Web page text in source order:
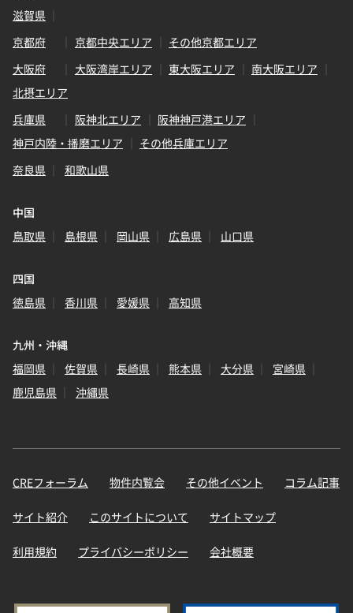
滋賀県
京都府
京都中央エリア
その他京都エリア
大阪府
大阪湾岸エリア 東大阪エリア
南大阪エリア
北摂エリア
兵庫県
阪神北エリア
阪神神戸港エリア
神戸内陸・播磨エリア
その他兵庫エリア
奈良県
和歌山県
中国
鳥取県
島根県 岡山県 広島県 山口県
四国
徳島県
香川県 愛媛県 高知県
九州・沖縄
福岡県
佐賀県 長崎県 熊本県 大分県
宮崎県
鹿児島県
沖縄県
CREフォーラム 物件内覧会 その他イベント コラム記事
サイト紹介 このサイトについて サイトマップ
利用規約 プライバシーポリシー 会社概要